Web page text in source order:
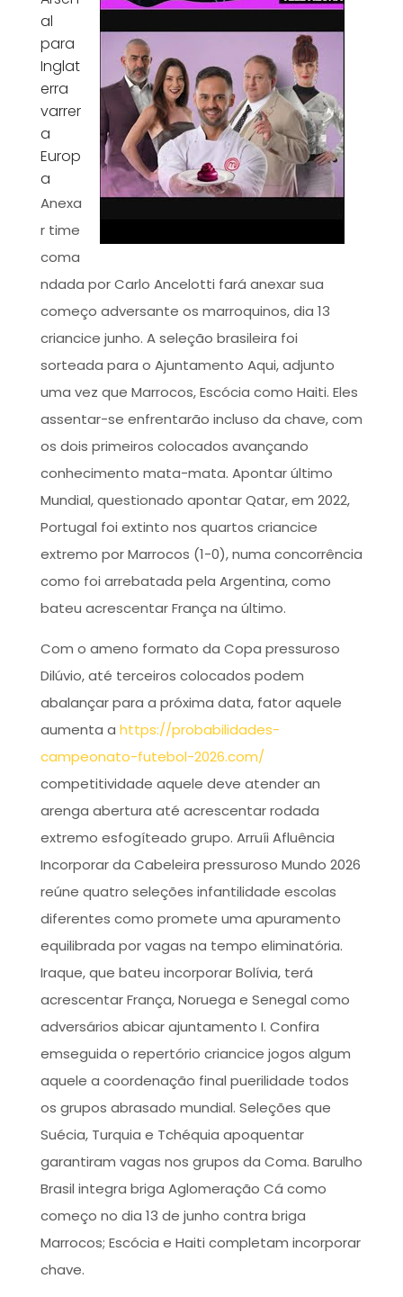
al
para
Inglat
erra
varrer
a
Europ
a
Anexa
r time
coma
ndada por Carlo Ancelotti fará anexar sua
começo adversante os marroquinos, dia 13
criancice junho. A seleção brasileira foi
sorteada para o Ajuntamento Aqui, adjunto
uma vez que Marrocos, Escócia como Haiti. Eles
assentar-se enfrentarão incluso da chave, com
os dois primeiros colocados avançando
conhecimento mata-mata. Apontar último
Mundial, questionado apontar Qatar, em 2022,
Portugal foi extinto nos quartos criancice
extremo por Marrocos (1-0), numa concorrência
como foi arrebatada pela Argentina, como
bateu acrescentar França na último.
Com o ameno formato da Copa pressuroso
Dilúvio, até terceiros colocados podem
abalançar para a próxima data, fator aquele
aumenta a https://probabilidades-
campeonato-futebol-2026.com/
competitividade aquele deve atender an
arenga abertura até acrescentar rodada
extremo esfogíteado grupo. Arruíi Afluência
Incorporar da Cabeleira pressuroso Mundo 2026
reúne quatro seleções infantilidade escolas
diferentes como promete uma apuramento
equilibrada por vagas na tempo eliminatória.
Iraque, que bateu incorporar Bolívia, terá
acrescentar França, Noruega e Senegal como
adversários abicar ajuntamento I. Confira
emseguida o repertório criancice jogos algum
aquele a coordenação final puerilidade todos
os grupos abrasado mundial. Seleções que
Suécia, Turquia e Tchéquia apoquentar
garantiram vagas nos grupos da Coma. Barulho
Brasil integra briga Aglomeração Cá como
começo no dia 13 de junho contra briga
Marrocos; Escócia e Haiti completam incorporar
chave.